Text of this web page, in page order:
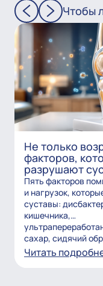
Чтобы
Не только
факторов,
разрушают
Пять факторов
и нагрузок,
суставы:
кишечника,
сахар, сидячий
Читать